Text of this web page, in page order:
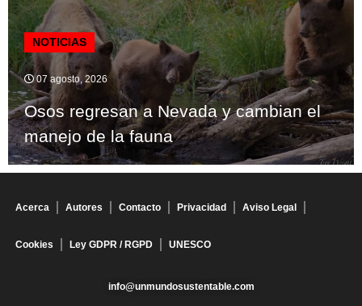
NOTICIAS
07 agosto, 2026
Osos regresan a Nevada y cambian el
manejo de la fauna
Acerca Autores Contacto Privacidad Aviso Legal
Cookies Ley GDPR / RGPD UNESCO
info@unmundosustentable.com